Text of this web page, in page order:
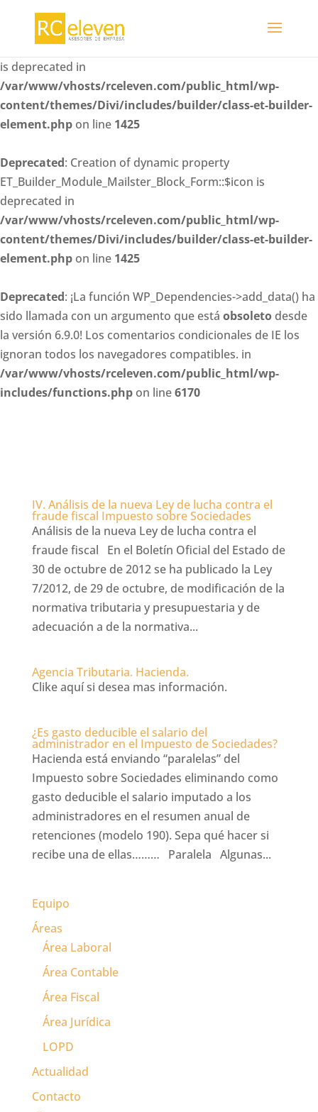
Deprecated : Creation of dynamic property
is deprecated in
/var/www/vhosts/rceleven.com/public_html/wp-
content/themes/Divi/includes/builder/class-et-builder-
element.php on line 1425
Deprecated: Creation of dynamic property
ET_Builder_Module_Mailster_Block_Form::$icon is
deprecated in
/var/www/vhosts/rceleven.com/public_html/wp-
content/themes/Divi/includes/builder/class-et-builder-
element.php on line 1425
Deprecated: ¡La función WP_Dependencies->add_data() ha
sido llamada con un argumento que está obsoleto desde
la versión 6.9.0! Los comentarios condicionales de IE los
ignoran todos los navegadores compatibles. in
/var/www/vhosts/rceleven.com/public_html/wp-
includes/functions.php on line6170
IV. Análisis de la nueva Ley de lucha contra el
fraude fiscal Impuesto sobre Sociedades
Análisis de la nueva Ley de lucha contra el
fraude fiscal En el Boletín Oficial del Estado de
30 de octubre de 2012 se ha publicado la Ley
7/2012, de 29 de octubre, de modificación de la
normativa tributaria y presupuestaria y de
adecuación a de la normativa...
Agencia Tributaria. Hacienda.
Clike aquí si desea mas información.
¿Es gasto deducible el salario del
administrador en el Impuesto de Sociedades?
Hacienda está enviando “paralelas” del
Impuesto sobre Sociedades eliminando como
gasto deducible el salario imputado a los
administradores en el resumen anual de
retenciones (modelo 190). Sepa qué hacer si
recibe una de ellas……… Paralela Algunas...
Equipo
Áreas
Área Laboral
Área Contable
Área Fiscal
Área Jurídica
LOPD
Actualidad
Contacto